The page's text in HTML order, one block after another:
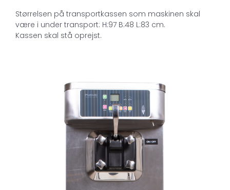
Størrelsen på transportkassen som maskinen skal
være i under transport: H:97 B:48 L:83 cm.
Kassen skal stå oprejst.